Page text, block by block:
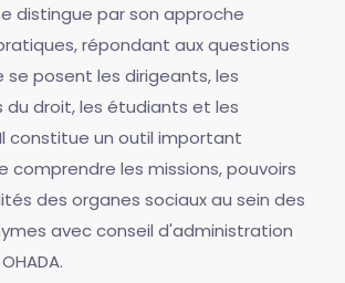
distingue par son approche
répondant aux questions
posent les dirigeants, les
du droit, les étudiants et les
constitue un outil important
les missions, pouvoirs
des organes sociaux au sein des
avec conseil d'administration